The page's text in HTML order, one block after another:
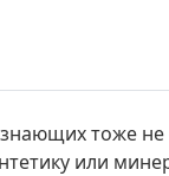
тоже не
или